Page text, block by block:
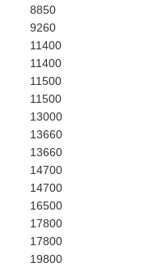
8850
9260
11400
11400
11500
11500
13000
13660
13660
14700
14700
16500
17800
17800
19800